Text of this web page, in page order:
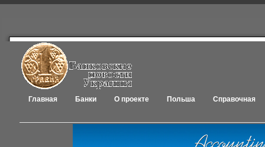
Главная Банки О проекте Польша Справочная